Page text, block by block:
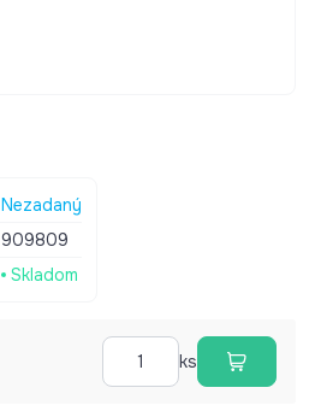
Nezadaný
909809
Skladom
ks